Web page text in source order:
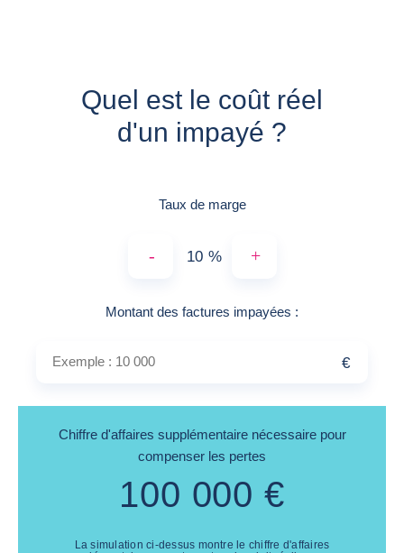
Quel est le coût réel
d'un impayé ?
Taux de marge
- % +
Montant des factures impayées Exemple : 10 000
:
€
Chiffre d'affaires supplémentaire nécessaire pour
compenser les pertes
100 000 €
La simulation ci-dessus montre le chiffre d'affaires